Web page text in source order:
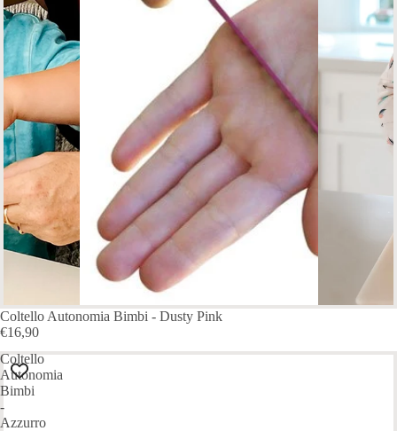
Coltello Autonomia Bimbi - Dusty Pink
€16,90
Coltello
Autonomia
Bimbi
-
Azzurro